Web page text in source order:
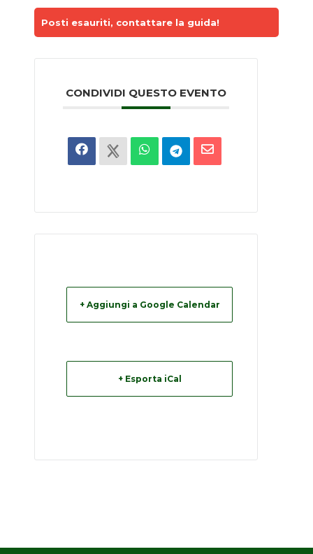
Posti esauriti, contattare la guida!
CONDIVIDI QUESTO EVENTO
+ Aggiungi a Google Calendar
+ Esporta iCal